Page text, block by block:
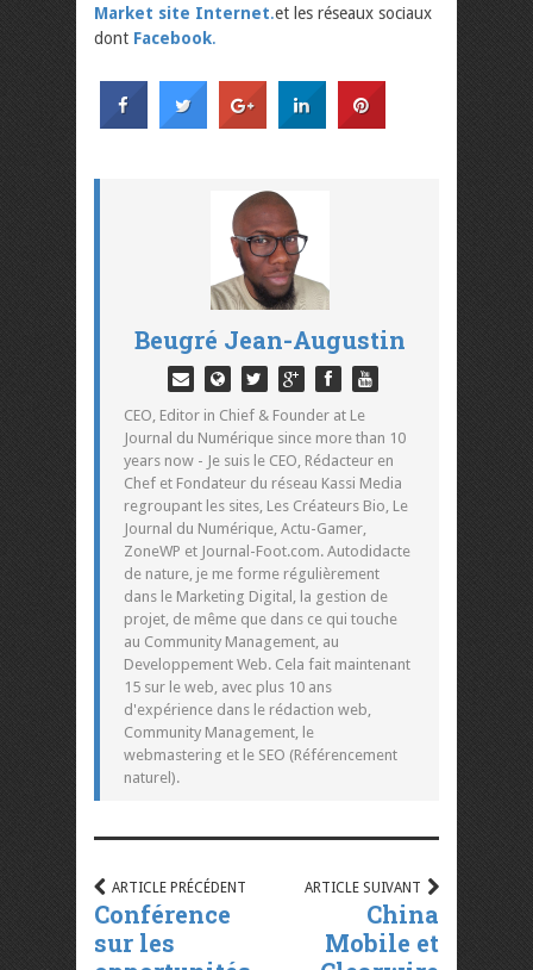
Market site Internet.et les réseaux sociaux
dont Facebook.
Beugré Jean-Augustin
CEO, Editor in Chief & Founder at Le
Journal du Numérique since more than 10
years now - Je suis le CEO, Rédacteur en
Chef et Fondateur du réseau Kassi Media
regroupant les sites, Les Créateurs Bio, Le
Journal du Numérique, Actu-Gamer,
ZoneWP et Journal-Foot.com. Autodidacte
de nature, je me forme régulièrement
dans le Marketing Digital, la gestion de
projet, de même que dans ce qui touche
au Community Management, au
Developpement Web. Cela fait maintenant
15 sur le web, avec plus 10 ans
d'expérience dans le rédaction web,
Community Management, le
webmastering et le SEO (Référencement
naturel).
ARTICLE PRÉCÉDENT
Conférence
sur les
ARTICLE SUIVANT
China
Mobile et